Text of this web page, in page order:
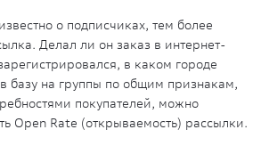
о подписчиках, тем более
Делал ли он заказ в интернет-
в каком городе
базу на группы по общим признакам,
покупателей, можно
Open Rate (открываемость) рассылки.